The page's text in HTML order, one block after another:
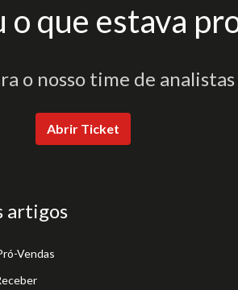
que estava
o nosso time de
Abrir Ticket
artigos
Vendas